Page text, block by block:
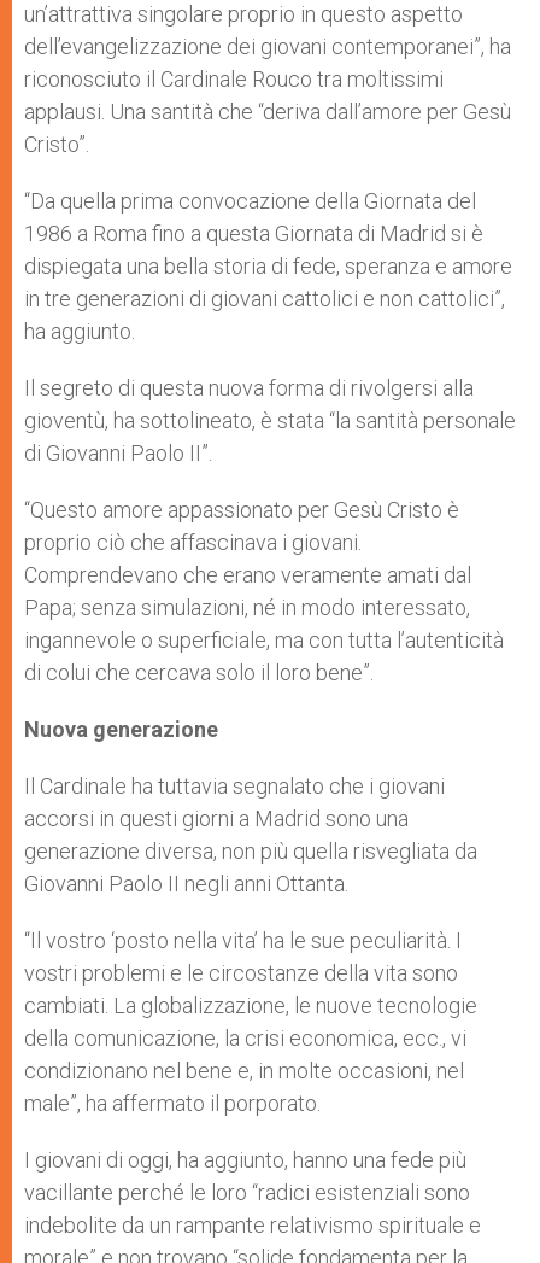
un’attrattiva singolare proprio in questo aspetto
dell’evangelizzazione dei giovani contemporanei”, ha
riconosciuto il Cardinale Rouco tra moltissimi
applausi. Una santità che “deriva dall’amore per Gesù
Cristo”.
“Da quella prima convocazione della Giornata del
1986 a Roma fino a questa Giornata di Madrid si è
dispiegata una bella storia di fede, speranza e amore
in tre generazioni di giovani cattolici e non cattolici”,
ha aggiunto.
Il segreto di questa nuova forma di rivolgersi alla
gioventù, ha sottolineato, è stata “la santità personale
di Giovanni Paolo II”.
“Questo amore appassionato per Gesù Cristo è
proprio ciò che affascinava i giovani.
Comprendevano che erano veramente amati dal
Papa; senza simulazioni, né in modo interessato,
ingannevole o superficiale, ma con tutta l’autenticità
di colui che cercava solo il loro bene”.
Nuova generazione
Il Cardinale ha tuttavia segnalato che i giovani
accorsi in questi giorni a Madrid sono una
generazione diversa, non più quella risvegliata da
Giovanni Paolo II negli anni Ottanta.
“Il vostro ‘posto nella vita’ ha le sue peculiarità. I
vostri problemi e le circostanze della vita sono
cambiati. La globalizzazione, le nuove tecnologie
della comunicazione, la crisi economica, ecc., vi
condizionano nel bene e, in molte occasioni, nel
male”, ha affermato il porporato.
I giovani di oggi, ha aggiunto, hanno una fede più
vacillante perché le loro “radici esistenziali sono
indebolite da un rampante relativismo spirituale e
morale” e non trovano “solide fondamenta per la